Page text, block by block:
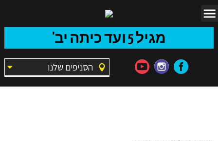
מגיל 5 ועד כיתה יב'
הסניפים שלנו